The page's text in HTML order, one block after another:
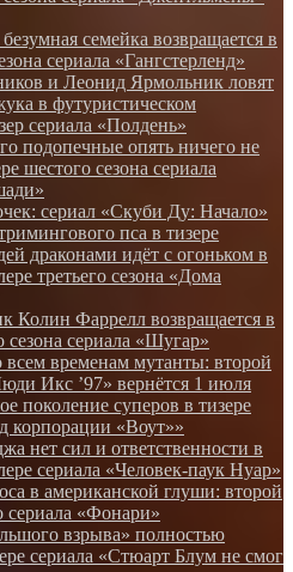
семейка возвращается в
сериала «Гангстерленд»
и Леонид Ярмольник ловят
в футуристическом
сериала «Полдень»
подопечные опять ничего не
шестого сезона сериала
сериал «Скуби Ду: Начало»
пса в тизере
драконами идёт с огоньком в
третьего сезона «Дома
Колин Фаррелл возвращается в
сезона сериала «Шугар»
всем временам мутанты: второй
Икс ’97» вернётся 1 июля
поколение суперов в тизере
корпорации «Воут»»
нет сил и ответственности в
сериала «Человек-паук Нуар»
в американской глуши: второй
сериала «Фонари»
взрыва» полностью
сериала «Стюарт Блум не смог